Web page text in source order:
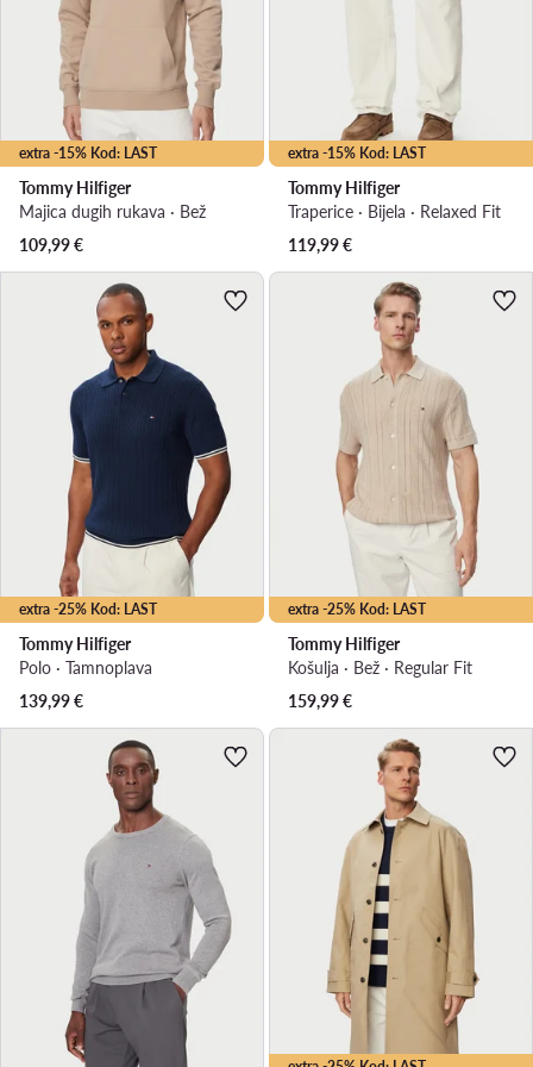
extra -15% Kod: LAST
Tommy Hilfiger
Majica dugih rukava · Bež
109,99€
extra -15% Kod: LAST
Tommy Hilfiger
Traperice · Bijela · Relaxed Fit
119,99€
extra -25% Kod: LAST
Tommy Hilfiger
Polo · Tamnoplava
139,99€
extra -25% Kod: LAST
Tommy Hilfiger
Košulja · Bež · Regular Fit
159,99€